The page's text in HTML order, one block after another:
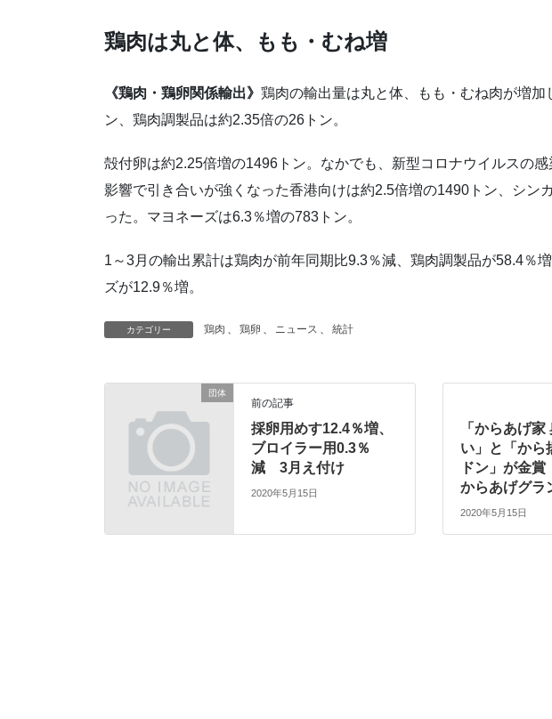
鶏肉は丸と体、もも・むね増
《鶏肉・鶏卵関係輸出》 鶏肉の輸出量は丸と体、もも・むね肉が増加
ン、鶏肉調製品は約2.35倍の26トン。
殻付卵は約2.25倍増の1496トン。なかでも、新型コロナウイルスの
影響で引き合いが強くなった香港向けは約2.5倍増の1490トン、シン
った。マヨネーズは6.3％増の783トン。
1～3月の輸出累計は鶏肉が前年同期比9.3％減、鶏肉調製品が58.4％
ズが12.9％増。
カテゴリー 鶏肉 鶏卵 ニュース 統計
団体
前の記事
採卵用めす12.4％増、
ブロイラー用0.3％
減 3月え付け
2020年5月15日
「からあげ
い」と「から
ドン」が金
からあげグラ
2020年5月15日